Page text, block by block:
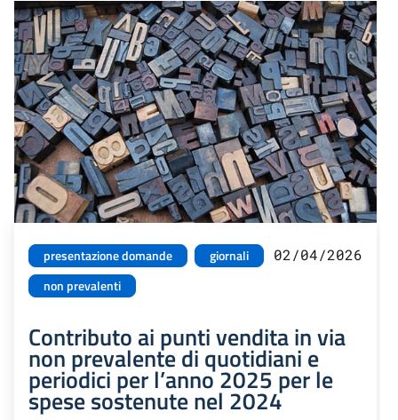
presentazione domande
giornali
non prevalenti
02/04/2026
Contributo ai punti vendita in via
non prevalente di quotidiani e
periodici per l’anno 2025 per le
spese sostenute nel 2024